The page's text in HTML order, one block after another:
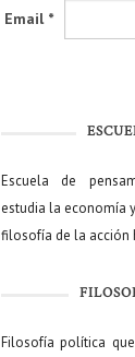
Email *
Escuela de
estudia la economía
filosofía de la acción
Filosofía política